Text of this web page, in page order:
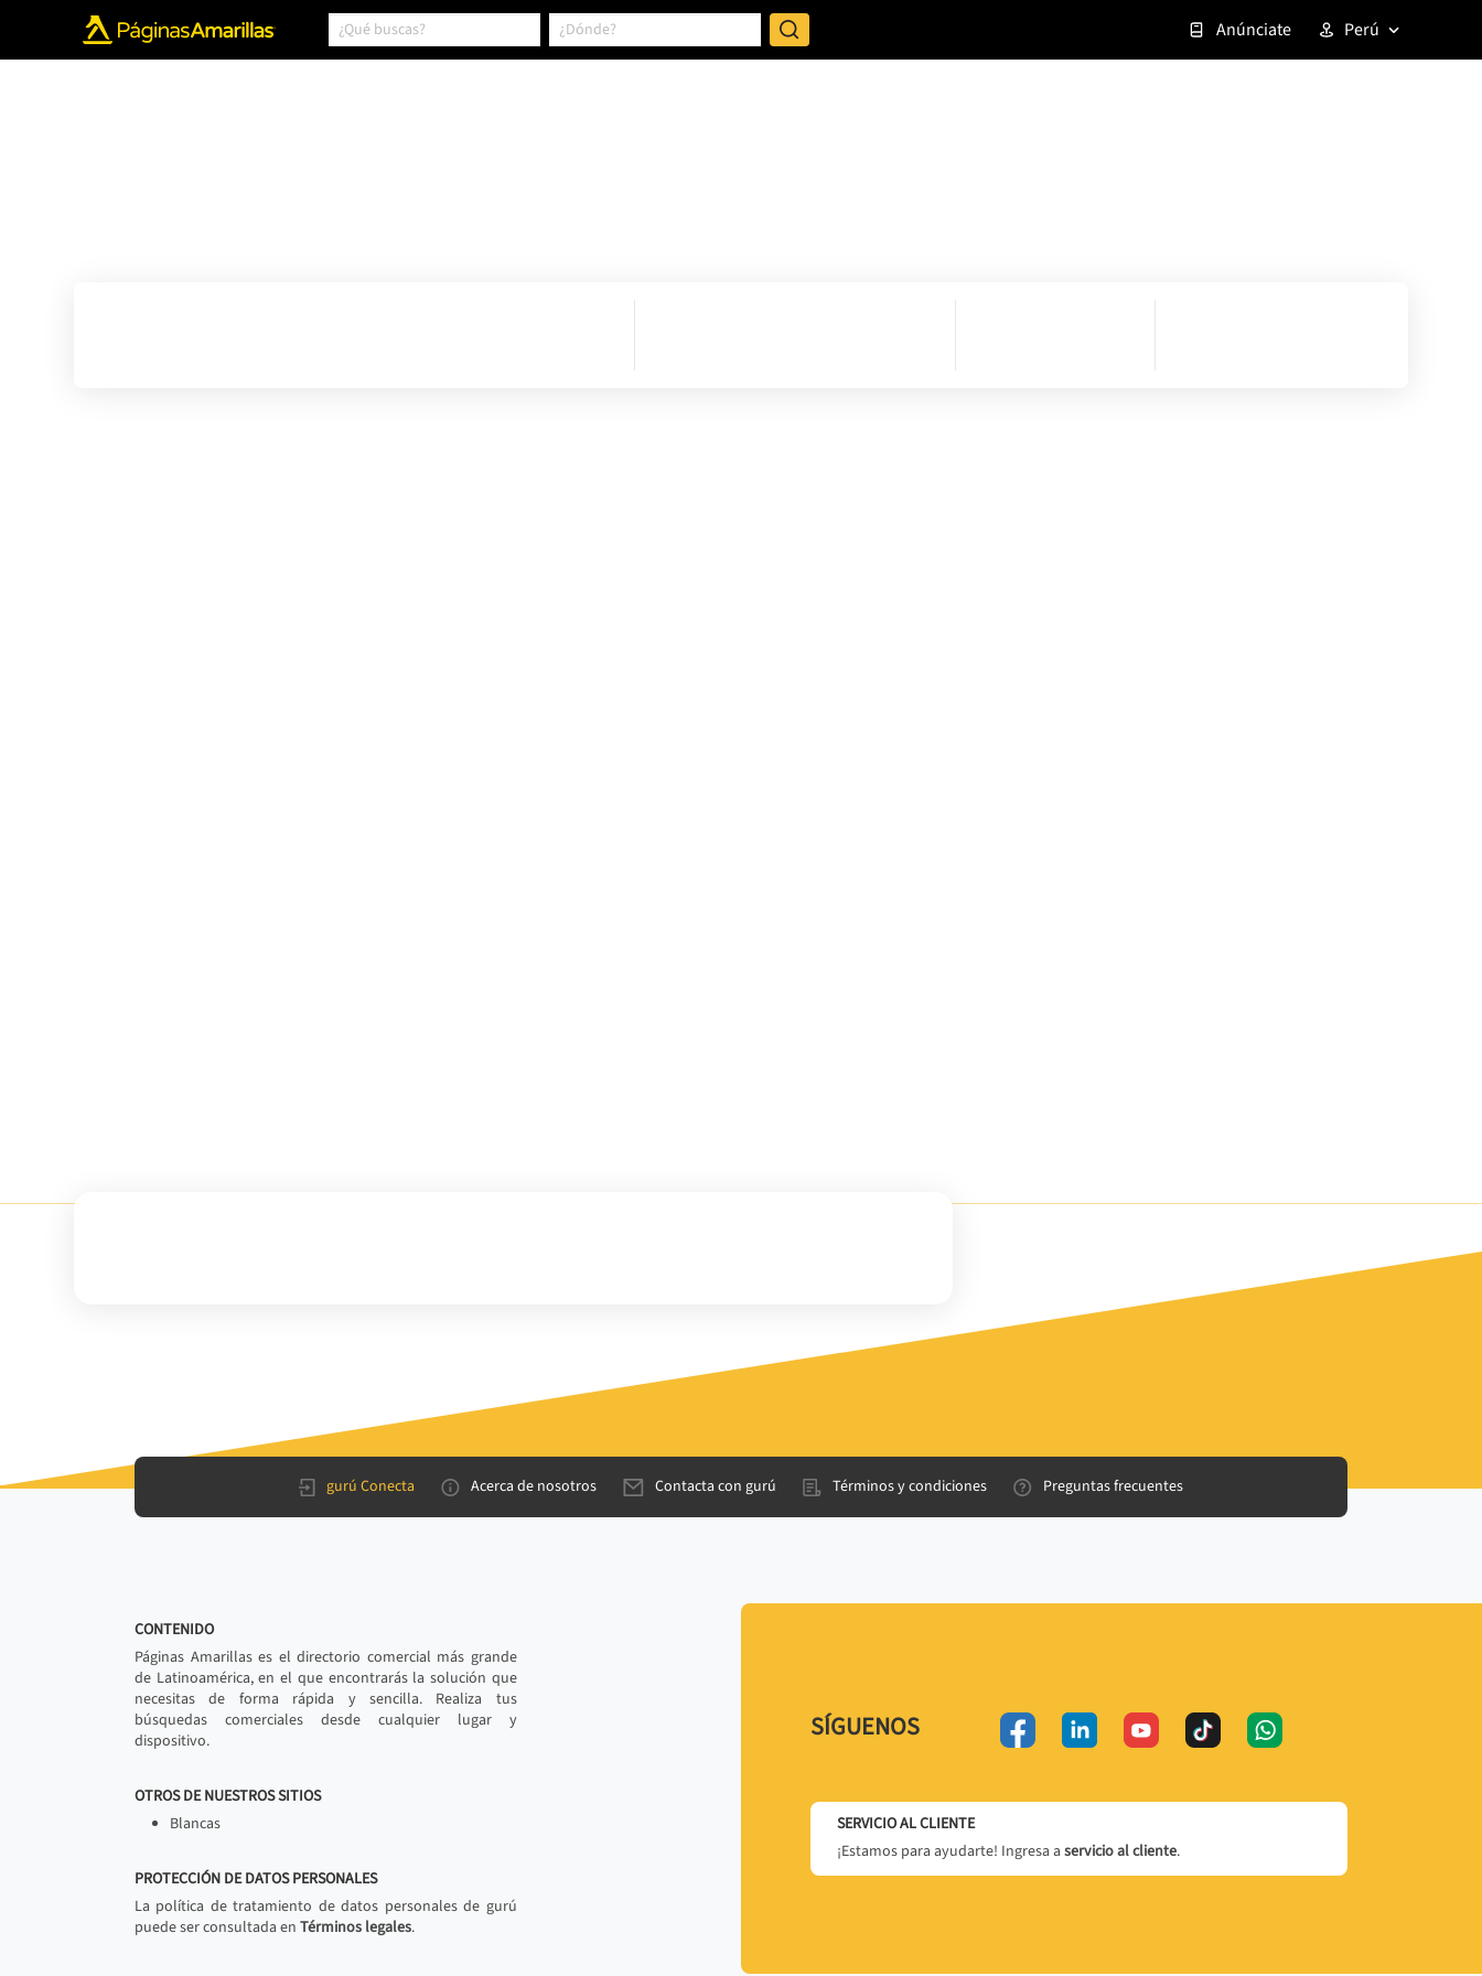
Anúnciate Perú
gurú Conecta Acerca de nosotros Contacta con gurú Términos y condiciones Preguntas frecuentes
CONTENIDO
Páginas Amarillas es el directorio comercial más grande
de Latinoamérica, en el que encontrarás la solución que
necesitas de forma rápida y sencilla. Realiza tus
búsquedas comerciales desde cualquier lugar y
dispositivo.
OTROS DE NUESTROS SITIOS
Blancas
PROTECCIÓN DE DATOS PERSONALES
La política de tratamiento de datos personales de gurú
puede ser consultada en Términos legales.
SÍGUENOS
SERVICIO AL CLIENTE
¡Estamos para ayudarte! Ingresa a servicio al cliente.